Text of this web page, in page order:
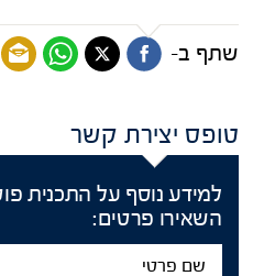
שתף ב-
טופס יצירת קשר
למידע נוסף על התכנית
השאירו פרטים:
שם
פרטי